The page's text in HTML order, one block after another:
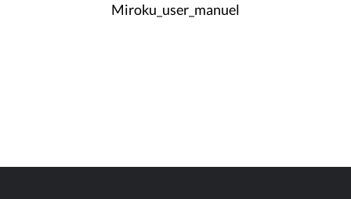
Miroku_user_manuel